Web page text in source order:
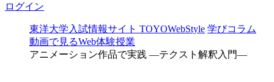
ログイン
東洋大学入試情報サイト TOYOWebStyle 学びコラム
動画で見るWeb体験授業
アニメーション作品で実践 ―テクスト解釈入門―